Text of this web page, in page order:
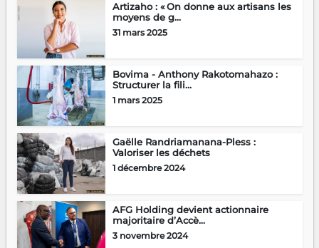
Artizaho : « On donne aux artisans les
moyens de g...
31 mars 2025
Bovima - Anthony Rakotomahazo :
Structurer la fili...
1 mars 2025
Gaëlle Randriamanana-Pless :
Valoriser les déchets
1 décembre 2024
AFG Holding devient actionnaire
majoritaire d’Accè...
3 novembre 2024